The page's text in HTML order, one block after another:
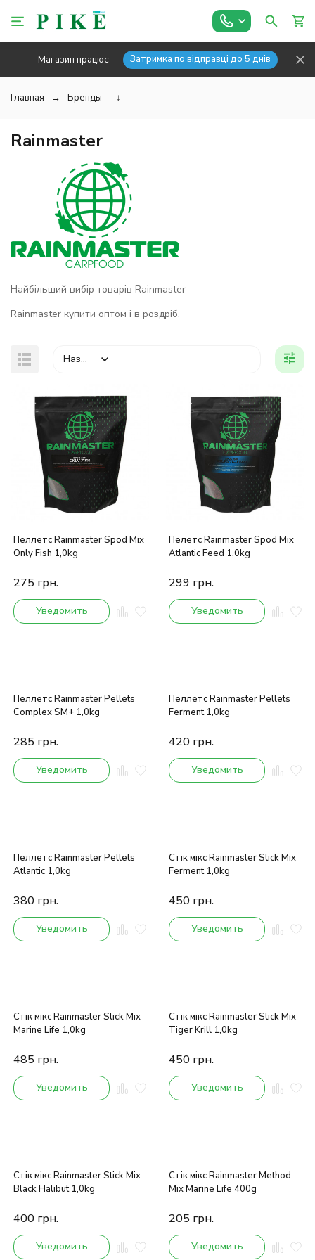
Магазин працює Затримка по відправці до 5 днів
Главная Бренды ↓
Rainmaster
Найбільший вибір товарів Rainmaster
Rainmaster купити оптом і в роздріб.
Назва
Пеллетс Rainmaster Spod Mix
Only Fish 1,0kg
275 грн.
Уведомить
Пелетс Rainmaster Spod Mix
Atlantic Feed 1,0kg
299 грн.
Уведомить
Пеллетс Rainmaster Pellets
Complex SM+ 1,0kg
285 грн.
Уведомить
Пеллетс Rainmaster Pellets
Ferment 1,0kg
420 грн.
Уведомить
Пеллетс Rainmaster Pellets
Atlantic 1,0kg
380 грн.
Уведомить
Стік мікс Rainmaster Stick Mix
Ferment 1,0kg
450 грн.
Уведомить
Стік мікс Rainmaster Stick Mix
Marine Life 1,0kg
485 грн.
Уведомить
Стік мікс Rainmaster Stick Mix
Tiger Krill 1,0kg
450 грн.
Уведомить
Стік мікс Rainmaster Stick Mix
Black Halibut 1,0kg
400 грн.
Уведомить
Стік мікс Rainmaster Method
Mix Marine Life 400g
205 грн.
Уведомить